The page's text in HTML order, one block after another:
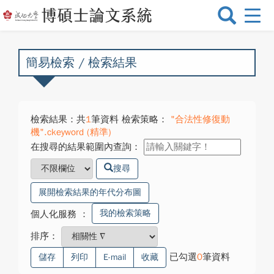
選
換
簡易檢索 / 檢索結果
檢索結果：共1筆資料 檢索策略：
"合法性修復動
機".ckeyword (精準)
在搜尋的結果範圍內查詢：
搜尋
展開檢索結果的年代分布圖
個人化服務 ： 我的檢索策略
排序：
儲存 列印 E-mail 收藏 已勾選0筆資料